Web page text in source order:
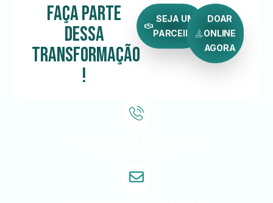
Faça Parte
dessa
Transformação
!
SEJA UM
PARCEIRO
DOAR
ONLINE
AGORA